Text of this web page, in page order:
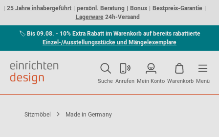
25 Jahre inhabergeführt persönl. Beratung Bonus
Bestpreis-Garantie
Lagerware24h-Versand
🏷Bis 09.08. - 10% Extra Rabatt im Warenkorb auf bereits rabattierte
Einzel-/Ausstellungsstücke und Mängelexemplare
Suche Anrufen Mein Konto Warenkorb Menü
Sitzmöbel Made in Germany